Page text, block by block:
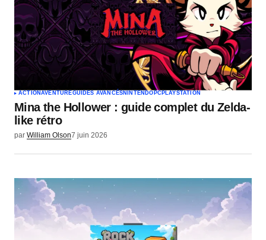
ACTIONAVENTUREGUIDES AVANCÉSNINTENDO PC PLAYSTATION
Mina the Hollower : guide complet du Zelda-
like rétro
par William Olson7 juin 2026